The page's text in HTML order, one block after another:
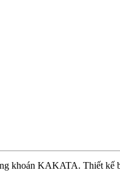
khoán KAKATA. Thiết kế